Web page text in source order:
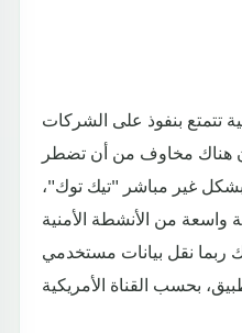
تتمتع بنفوذ على الشركات
هناك مخاوف من أن تضطر
غير مباشر "تيك توك"،
واسعة من الأنشطة الأمنية
ربما نقل بيانات مستخدمي